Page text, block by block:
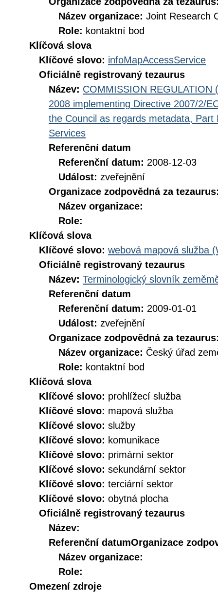
Název organizace: Joint Research
Role: kontaktní bod
Klíčová slova
Klíčové slovo: infoMapAccessService
Oficiálně registrovaný tezaurus
Název: COMMISSION REGULATION
2008 implementing Directive 2007/2/
the Council as regards metadata,
Services
Referenční datum
Referenční datum: 2008-12-03
Událost: zveřejnění
Organizace zodpovědná za
Název organizace:
Role:
Klíčová slova
Klíčové slovo: webová mapová služba
Oficiálně registrovaný tezaurus
Název: Terminologický slovník
Referenční datum
Referenční datum: 2009-01-01
Událost: zveřejnění
Organizace zodpovědná za
Název organizace: Český úřad
Role: kontaktní bod
Klíčová slova
Klíčové slovo: prohlížecí služba
Klíčové slovo: mapová služba
Klíčové slovo: služby
Klíčové slovo: komunikace
Klíčové slovo: primární sektor
Klíčové slovo: sekundární sektor
Klíčové slovo: terciární sektor
Klíčové slovo: obytná plocha
Oficiálně registrovaný tezaurus
Název:
Referenční datumOrganizace
Název organizace:
Role:
Omezení zdroje